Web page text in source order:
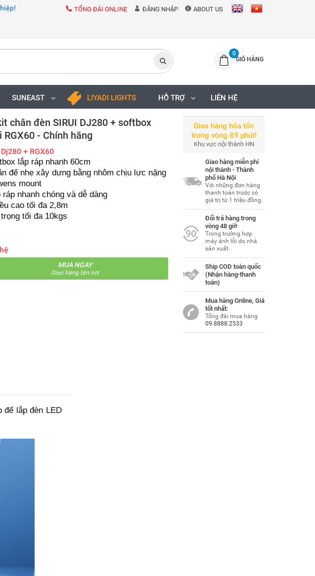
TỔNG ĐÀI ONLINE ĐĂNG NHẬP ABOUT US
0
GIỎ HÀNG
SUNEAST LIYADI LIGHTS HỖ TRỢ LIÊN HỆ
chân đèn SIRUI DJ280 + softbox
RGX60 - Chính hãng
+ RGX60
lắp ráp nhanh 60cm
đế nhẹ xây dựng bằng nhôm chịu lực nặng
mount
ráp nhanh chóng và dễ dàng
cao tối đa 2,8m
tối đa 10kgs
MUA NGAY
Giao hàng tận nơi
Giao hàng hỏa tốc
trong vòng 89 phút!
Khu vực nội thành HN
Giao hàng miễn phí
nội thành - Thành
phố Hà Nội
Với những đơn hàng
thanh toán trước có
giá trị từ 1 triệu đồng.
Đổi trả hàng trong
vòng 48 giờ
Trong trường hợp
máy ảnh lỗi do nhà
sản xuất.
Ship COD toàn quốc
(Nhận hàng-thanh
toán)
Mua hàng Online, Giá
tốt nhất:
Tổng đài mua hàng
09.8888.2533
để lắp đèn LED